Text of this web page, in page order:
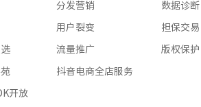
开放
分发营销
用户裂变
流量推广
抖音电商全店服务
数据诊断
担保交易
版权保护